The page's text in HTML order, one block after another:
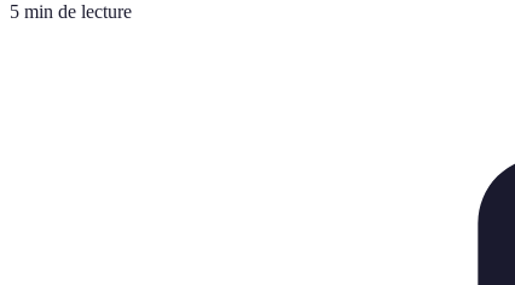
5 min de lecture